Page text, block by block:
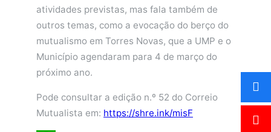
atividades previstas, mas fala também de
outros temas, como a evocação do berço do
mutualismo em Torres Novas, que a UMP e o
Município agendaram para 4 de março do
próximo ano.
Pode consultar a edição n.º 52 do Correio
Mutualista em: https://shre.ink/misF